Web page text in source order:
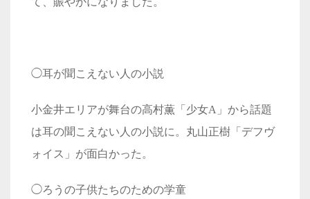
◯耳が聞こえない人の小説
小金井エリアが舞台の高村薫「少女A」から話題
は耳の聞こえない人の小説に。丸山正樹「デフヴ
ォイス」が面白かった。
◯ろうの子供たちのための学童